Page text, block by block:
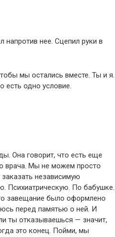
нее. Сцепил руки в
мы остались вместе. Ты и я.
одно условие.
Она говорит, что есть еще
врача. Мы не можем просто
заказать независимую
Психиатрическую. По бабушке.
завещание было оформлено
перед памятью о ней. И
ты отказываешься — значит,
это конец. Пойми, мы